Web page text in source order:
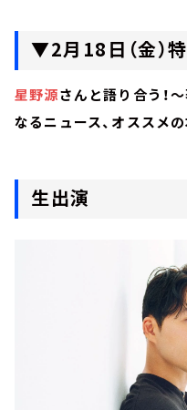
▼2月18日（金）
星野源さんと語り合う！
なるニュース、オススメ
生出演